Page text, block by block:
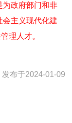
为政府部门和非
会主义现代化建
理人才。
发布于2024-01-09